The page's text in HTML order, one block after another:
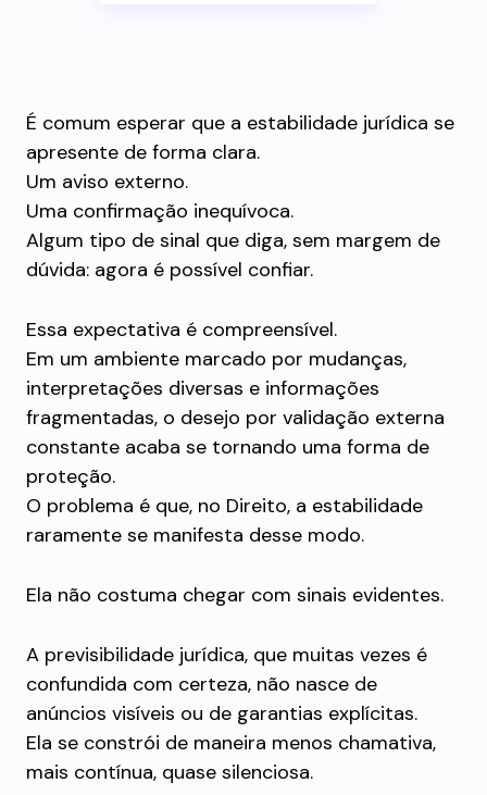
É comum esperar que a estabilidade jurídica se
apresente de forma clara.
Um aviso externo.
Uma confirmação inequívoca.
Algum tipo de sinal que diga, sem margem de
dúvida: agora é possível confiar.
Essa expectativa é compreensível.
Em um ambiente marcado por mudanças,
interpretações diversas e informações
fragmentadas, o desejo por validação externa
constante acaba se tornando uma forma de
proteção.
O problema é que, no Direito, a estabilidade
raramente se manifesta desse modo.
Ela não costuma chegar com sinais evidentes.
A previsibilidade jurídica, que muitas vezes é
confundida com certeza, não nasce de
anúncios visíveis ou de garantias explícitas.
Ela se constrói de maneira menos chamativa,
mais contínua, quase silenciosa.